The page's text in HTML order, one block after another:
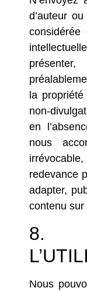
d’auteur
considérée
la
non-
en
nous
redevance
adapter,
contenu sur
8.
Nous